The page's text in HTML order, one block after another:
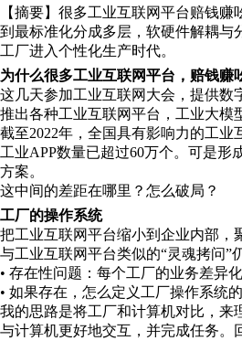
【摘要】很多工业互联网平台赔钱
到最标准化分成多层，软硬件解耦与
工厂进入个性化生产时代。
为什么很多工业互联网平台，赔钱赚
这几天参加工业互联网大会，提供数
推出各种工业互联网平台，工业大模
截至2022年，全国具有影响力的工
工业APP数量已超过60万个。可是
方案。
这中间的差距在哪里？怎么破局？
工厂的操作系统
把工业互联网平台缩小到企业内部，
与工业互联网平台类似的“灵魂拷问”
• 存在性问题：每个工厂的业务差异
• 如果存在，怎么定义工厂操作系统
我的思路是将工厂和计算机对比，来
与计算机更好地交互，并完成任务。